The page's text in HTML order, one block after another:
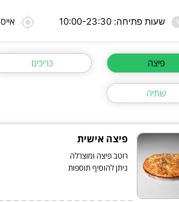
שעות פתיחה: 10:00-23:30
פיצה כריכים
שתיה
פיצה אישית
ניתן להוסיף תוספות